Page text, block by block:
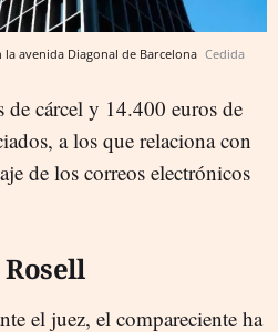
avenida Diagonal de Barcelona Cedida
cárcel y 14.400 euros de
a los que relaciona con
de los correos electrónicos
el juez, el compareciente ha